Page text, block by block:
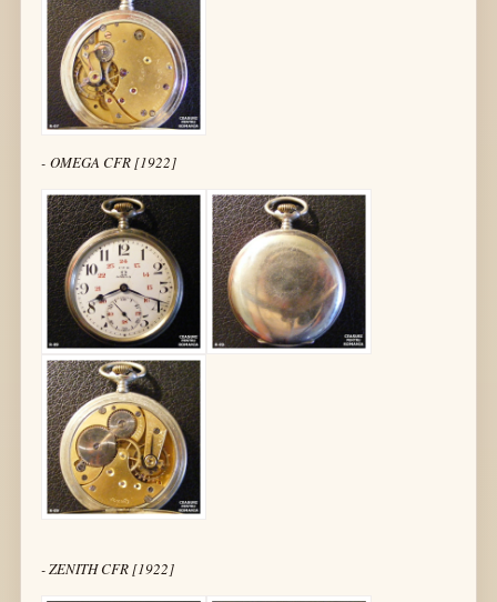
- OMEGA CFR [1922]
- ZENITH CFR [1922]